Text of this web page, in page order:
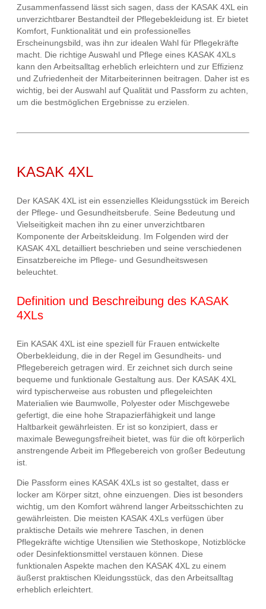
Zusammenfassend lässt sich sagen, dass der KASAK 4XL ein
unverzichtbarer Bestandteil der Pflegebekleidung ist. Er bietet
Komfort, Funktionalität und ein professionelles
Erscheinungsbild, was ihn zur idealen Wahl für Pflegekräfte
macht. Die richtige Auswahl und Pflege eines KASAK 4XLs
kann den Arbeitsalltag erheblich erleichtern und zur Effizienz
und Zufriedenheit der Mitarbeiterinnen beitragen. Daher ist es
wichtig, bei der Auswahl auf Qualität und Passform zu achten,
um die bestmöglichen Ergebnisse zu erzielen.
KASAK 4XL
Der KASAK 4XL ist ein essenzielles Kleidungsstück im Bereich
der Pflege- und Gesundheitsberufe. Seine Bedeutung und
Vielseitigkeit machen ihn zu einer unverzichtbaren
Komponente der Arbeitskleidung. Im Folgenden wird der
KASAK 4XL detailliert beschrieben und seine verschiedenen
Einsatzbereiche im Pflege- und Gesundheitswesen
beleuchtet.
Definition und Beschreibung des KASAK
4XLs
Ein KASAK 4XL ist eine speziell für Frauen entwickelte
Oberbekleidung, die in der Regel im Gesundheits- und
Pflegebereich getragen wird. Er zeichnet sich durch seine
bequeme und funktionale Gestaltung aus. Der KASAK 4XL
wird typischerweise aus robusten und pflegeleichten
Materialien wie Baumwolle, Polyester oder Mischgewebe
gefertigt, die eine hohe Strapazierfähigkeit und lange
Haltbarkeit gewährleisten. Er ist so konzipiert, dass er
maximale Bewegungsfreiheit bietet, was für die oft körperlich
anstrengende Arbeit im Pflegebereich von großer Bedeutung
ist.
Die Passform eines KASAK 4XLs ist so gestaltet, dass er
locker am Körper sitzt, ohne einzuengen. Dies ist besonders
wichtig, um den Komfort während langer Arbeitsschichten zu
gewährleisten. Die meisten KASAK 4XLs verfügen über
praktische Details wie mehrere Taschen, in denen
Pflegekräfte wichtige Utensilien wie Stethoskope, Notizblöcke
oder Desinfektionsmittel verstauen können. Diese
funktionalen Aspekte machen den KASAK 4XL zu einem
äußerst praktischen Kleidungsstück, das den Arbeitsalltag
erheblich erleichtert.